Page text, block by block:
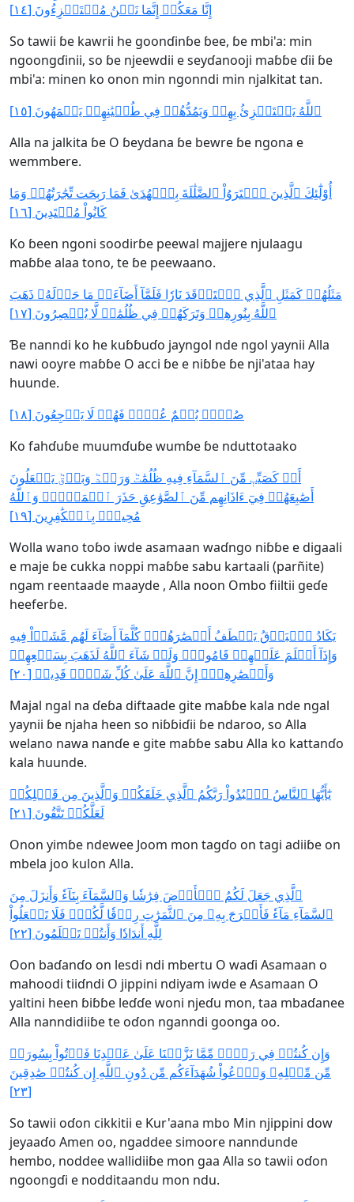
إِنَّا مَعَكُمۡ إِنَّمَا نَحۡنُ مُسۡتَهۡزِءُونَ [١٤]
So tawii ɓe kawrii he goonɗinɓe ɓee, ɓe mbi'a: min
ngoongɗinii, so ɓe njeewdii e seyɗanooji maɓɓe ɗii ɓe
mbi'a: minen ko onon min ngonndi min njalkitat tan.
ٱللَّهُ يَسۡتَهۡزِئُ بِهِمۡ وَيَمُدُّهُمۡ فِي طُغۡيَٰنِهِمۡ يَعۡمَهُونَ [١٥]
Alla na jalkita ɓe O ɓeydana ɓe bewre ɓe ngona e
wemmbere.
أُوْلَٰٓئِكَ ٱلَّذِينَ ٱشۡتَرَوُاْ ٱلضَّلَٰلَةَ بِٱلۡهُدَىٰ فَمَا رَبِحَت تِّجَٰرَتُهُمۡ وَمَا
كَانُواْ مُهۡتَدِينَ [١٦]
Ko ɓeen ngoni soodirɓe peewal majjere njulaagu
maɓɓe alaa tono, te ɓe peewaano.
مَثَلُهُمۡ كَمَثَلِ ٱلَّذِي ٱسۡتَوۡقَدَ نَارٗا فَلَمَّآ أَضَآءَتۡ مَا حَوۡلَهُۥ ذَهَبَ
ٱللَّهُ بِنُورِهِمۡ وَتَرَكَهُمۡ فِي ظُلُمَٰتٖ لَّا يُبۡصِرُونَ [١٧]
Ɓe nanndi ko he kuɓɓuɗo jayngol nde ngol yaynii Alla
nawi ooyre maɓɓe O acci ɓe e niɓɓe ɓe nji'ataa hay
huunde.
صُمُّۢ بُكۡمٌ عُمۡيٞ فَهُمۡ لَا يَرۡجِعُونَ [١٨]
Ko fahɗuɓe muumɗuɓe wumɓe ɓe nduttotaako
أَوۡ كَصَيِّبٖ مِّنَ ٱلسَّمَآءِ فِيهِ ظُلُمَٰتٞ وَرَعۡدٞ وَبَرۡقٞ يَجۡعَلُونَ
أَصَٰبِعَهُمۡ فِيٓ ءَاذَانِهِم مِّنَ ٱلصَّوَٰعِقِ حَذَرَ ٱلۡمَوۡتِۚ وَٱللَّهُ
مُحِيطُۢ بِٱلۡكَٰفِرِينَ [١٩]
Wolla wano toɓo iwde asamaan waɗngo niɓɓe e digaali
e maje ɓe cukka noppi maɓɓe sabu kartaali (parñite)
ngam reentaade maayde , Alla noon Ombo fiiltii geɗe
heeferɓe.
يَكَادُ ٱلۡبَرۡقُ يَخۡطَفُ أَبۡصَٰرَهُمۡۖ كُلَّمَآ أَضَآءَ لَهُم مَّشَوۡاْ فِيهِ
وَإِذَآ أَظۡلَمَ عَلَيۡهِمۡ قَامُواْۚ وَلَوۡ شَآءَ ٱللَّهُ لَذَهَبَ بِسَمۡعِهِمۡ
وَأَبۡصَٰرِهِمۡۚ إِنَّ ٱللَّهَ عَلَىٰ كُلِّ شَيۡءٖ قَدِيرٞ [٢٠]
Majal ngal na ɗeɓa diftaade gite maɓɓe kala nde ngal
yaynii ɓe njaha heen so niɓɓiɗii ɓe ndaroo, so Alla
welano nawa nanɗe e gite maɓɓe sabu Alla ko kattanɗo
kala huunde.
يَٰٓأَيُّهَا ٱلنَّاسُ ٱعۡبُدُواْ رَبَّكُمُ ٱلَّذِي خَلَقَكُمۡ وَٱلَّذِينَ مِن قَبۡلِكُمۡ
لَعَلَّكُمۡ تَتَّقُونَ [٢١]
Onon yimɓe ndewee Joom mon tagɗo on tagi adiiɓe on
mbela joo kulon Alla.
ٱلَّذِي جَعَلَ لَكُمُ ٱلۡأَرۡضَ فِرَٰشٗا وَٱلسَّمَآءَ بِنَآءٗ وَأَنزَلَ مِنَ
ٱلسَّمَآءِ مَآءٗ فَأَخۡرَجَ بِهِۦ مِنَ ٱلثَّمَرَٰتِ رِزۡقٗا لَّكُمۡۖ فَلَا تَجۡعَلُواْ
لِلَّهِ أَندَادٗا وَأَنتُمۡ تَعۡلَمُونَ [٢٢]
Oon baɗanɗo on lesdi ndi mbertu O waɗi Asamaan o
mahoodi tiiɗndi O jippini ndiyam iwde e Asamaan O
yaltini heen ɓiɓɓe leɗɗe woni njeɗu mon, taa mbaɗanee
Alla nanndidiiɓe te oɗon nganndi goonga oo.
وَإِن كُنتُمۡ فِي رَيۡبٖ مِّمَّا نَزَّلۡنَا عَلَىٰ عَبۡدِنَا فَأۡتُواْ بِسُورَةٖ
مِّن مِّثۡلِهِۦ وَٱدۡعُواْ شُهَدَآءَكُم مِّن دُونِ ٱللَّهِ إِن كُنتُمۡ صَٰدِقِينَ
[٢٣]
So tawii oɗon cikkitii e Kur'aana mbo Min njippini dow
jeyaaɗo Amen oo, ngaddee simoore nanndunde
hembo, noddee wallidiiɓe mon gaa Alla so tawii oɗon
ngoongɗi e nodditaandu mon ndu.